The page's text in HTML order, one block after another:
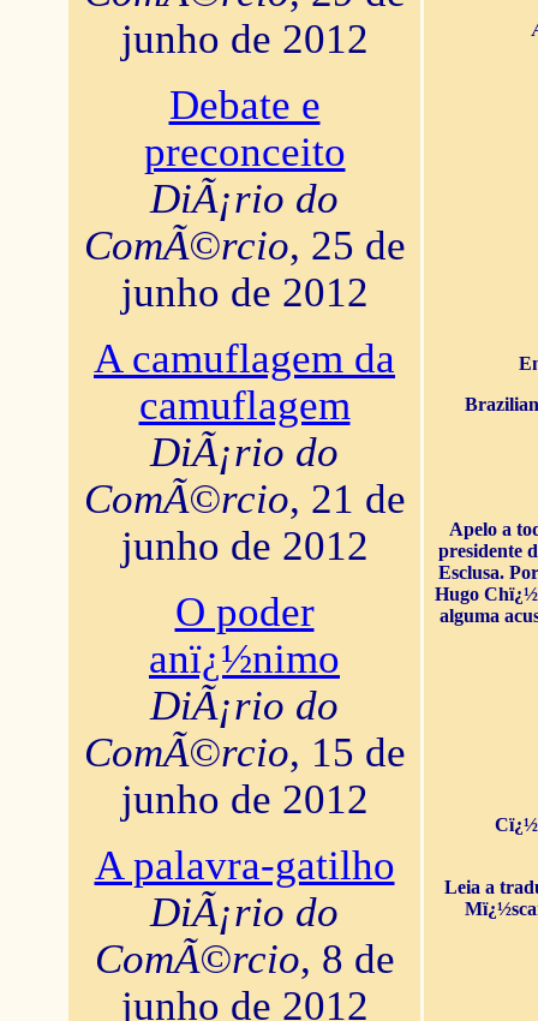
junho de 2012
Debate e
preconceito
DiÃ¡rio do
ComÃ©rcio, 25 de
junho de 2012
A camuflagem da
camuflagem
DiÃ¡rio do
ComÃ©rcio, 21 de
junho de 2012
O poder
anï¿½nimo
DiÃ¡rio do
ComÃ©rcio, 15 de
junho de 2012
A palavra-gatilho
DiÃ¡rio do
ComÃ©rcio, 8 de
junho de 2012
Apelo a
presidente
Esclusa.
Hugo
alguma
Leia a